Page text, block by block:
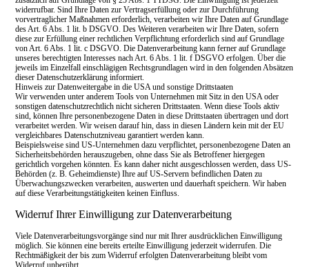
widerrufbar. Sind Ihre Daten zur Vertragserfüllung oder zur Durchführung
vorvertraglicher Maßnahmen erforderlich, verarbeiten wir Ihre Daten auf Grundlage
des Art. 6 Abs. 1 lit. b DSGVO. Des Weiteren verarbeiten wir Ihre Daten, sofern
diese zur Erfüllung einer rechtlichen Verpflichtung erforderlich sind auf Grundlage
von Art. 6 Abs. 1 lit. c DSGVO. Die Datenverarbeitung kann ferner auf Grundlage
unseres berechtigten Interesses nach Art. 6 Abs. 1 lit. f DSGVO erfolgen. Über die
jeweils im Einzelfall einschlägigen Rechtsgrundlagen wird in den folgenden Absätzen
dieser Datenschutzerklärung informiert.
Hinweis zur Datenweitergabe in die USA und sonstige Drittstaaten
Wir verwenden unter anderem Tools von Unternehmen mit Sitz in den USA oder
sonstigen datenschutzrechtlich nicht sicheren Drittstaaten. Wenn diese Tools aktiv
sind, können Ihre personenbezogene Daten in diese Drittstaaten übertragen und dort
verarbeitet werden. Wir weisen darauf hin, dass in diesen Ländern kein mit der EU
vergleichbares Datenschutzniveau garantiert werden kann.
Beispielsweise sind US-Unternehmen dazu verpflichtet, personenbezogene Daten an
Sicherheitsbehörden herauszugeben, ohne dass Sie als Betroffener hiergegen
gerichtlich vorgehen könnten. Es kann daher nicht ausgeschlossen werden, dass US-
Behörden (z. B. Geheimdienste) Ihre auf US-Servern befindlichen Daten zu
Überwachungszwecken verarbeiten, auswerten und dauerhaft speichern. Wir haben
auf diese Verarbeitungstätigkeiten keinen Einfluss.
Widerruf Ihrer Einwilligung zur Datenverarbeitung
Viele Datenverarbeitungsvorgänge sind nur mit Ihrer ausdrücklichen Einwilligung
möglich. Sie können eine bereits erteilte Einwilligung jederzeit widerrufen. Die
Rechtmäßigkeit der bis zum Widerruf erfolgten Datenverarbeitung bleibt vom